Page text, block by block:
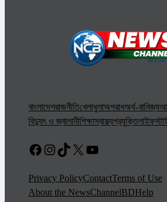
বাংলাদেশরাজনীতিখেলাধুলাঅপরাধঅর্থ-বানিজ্য
বিদ্যুৎ ও জ্বালানীশিক্ষাস্বাস্থ্যপ্রযুক্তি
Facebook
Instagram
TikTok
X YouTube
Privacy PolicyContactTerms of Use
About the NewsChannelBDHelp